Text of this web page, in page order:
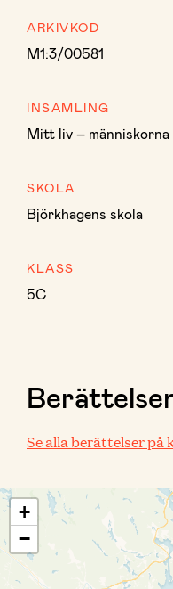
ARKIVKOD
M1:3/00581
INSAMLING
Mitt liv –
SKOLA
Björkhagens skola
KLASS
5C
Se alla berättelser på
+
−